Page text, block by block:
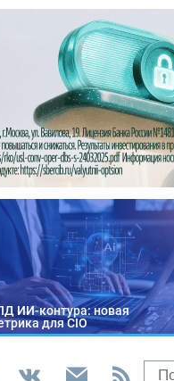
ИИ-контура: новая
для CIO